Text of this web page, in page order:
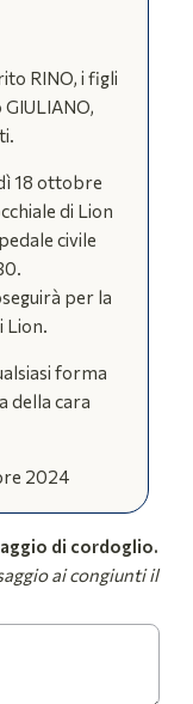
RINO, i figli
GIULIANO,
18 ottobre
di Lion
civile
per la
forma
della cara
2024
di cordoglio.
ai congiunti il